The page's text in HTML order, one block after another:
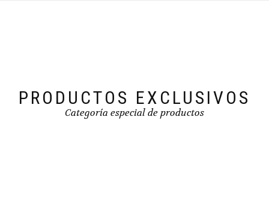
PRODUCTOS EXCLUSIVOS
Categoría especial de productos